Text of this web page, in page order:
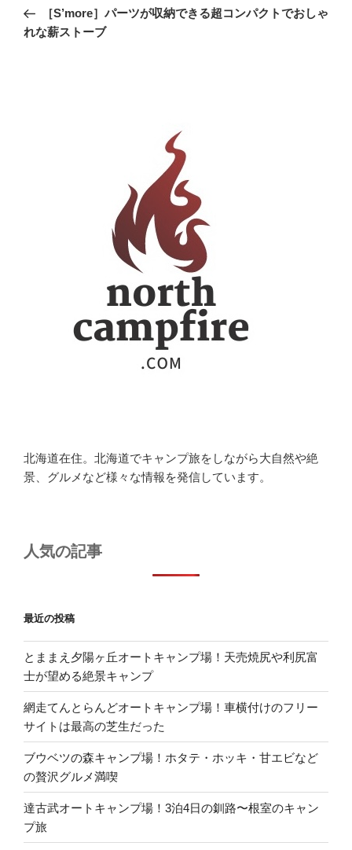
ナ
の
投
［S’more］パーツが収納できる超コンパクトでおしゃ
れな薪ストーブ
北海道在住。北海道でキャンプ旅をしながら大自然や絶
景、グルメなど様々な情報を発信しています。
人気の記事
最近の投稿
とままえ夕陽ヶ丘オートキャンプ場！天売焼尻や利尻富
士が望める絶景キャンプ
網走てんとらんどオートキャンプ場！車横付けのフリー
サイトは最高の芝生だった
ブウベツの森キャンプ場！ホタテ・ホッキ・甘エビなど
の贅沢グルメ満喫
達古武オートキャンプ場！3泊4日の釧路〜根室のキャン
プ旅